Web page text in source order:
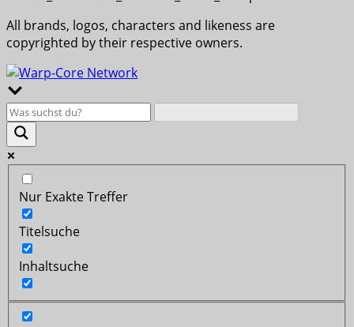
All brands, logos, characters and likeness are
copyrighted by their respective owners.
Nur Exakte Treffer
Titelsuche
Inhaltsuche